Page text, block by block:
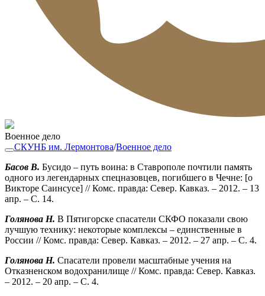
Военное дело
СКУНБ им. Лермонтова/Военное дело
Басов В. Бусидо – путь воина: в Ставрополе почтили память
одного из легендарных спецназовцев, погибшего в Чечне: [о
Викторе Саинсусе] // Комс. правда: Север. Кавказ. – 2012. – 13
апр. – С. 14.
Голянова Н. В Пятигорске спасатели СКФО показали свою
лучшую технику: некоторые комплексы – единственные в
России // Комс. правда: Север. Кавказ. – 2012. – 27 апр. – С. 4.
Голянова Н. Спасатели провели масштабные учения на
Отказненском водохранилище // Комс. правда: Север. Кавказ.
– 2012. – 20 апр. – С. 4.